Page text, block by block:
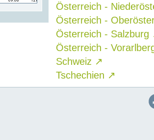
Österreich -
Österreich -
Österreich - Salzburg
Österreich -
Schweiz ↗
Tschechien ↗